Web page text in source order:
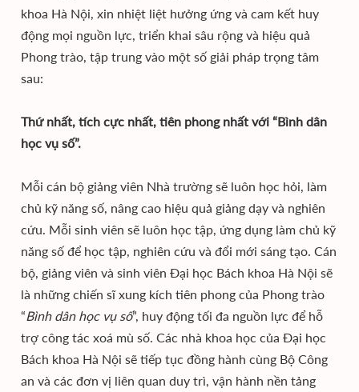
khoa Hà Nội, xin nhiệt liệt hưởng ứng và cam kết huy
động mọi nguồn lực, triển khai sâu rộng và hiệu quả
Phong trào, tập trung vào một số giải pháp trọng tâm
sau:
Thứ nhất, tích cực nhất, tiên phong nhất với “Bình dân
học vụ số”.
Mỗi cán bộ giảng viên Nhà trường sẽ luôn học hỏi, làm
chủ kỹ năng số, nâng cao hiệu quả giảng dạy và nghiên
cứu. Mỗi sinh viên sẽ luôn học tập, ứng dụng làm chủ kỹ
năng số để học tập, nghiên cứu và đổi mới sáng tạo. Cán
bộ, giảng viên và sinh viên Đại học Bách khoa Hà Nội sẽ
là những chiến sĩ xung kích tiên phong của Phong trào
“Bình dân học vụ số”, huy động tối đa nguồn lực để hỗ
trợ công tác xoá mù số. Các nhà khoa học của Đại học
Bách khoa Hà Nội sẽ tiếp tục đồng hành cùng Bộ Công
an và các đơn vị liên quan duy trì, vận hành nền tảng